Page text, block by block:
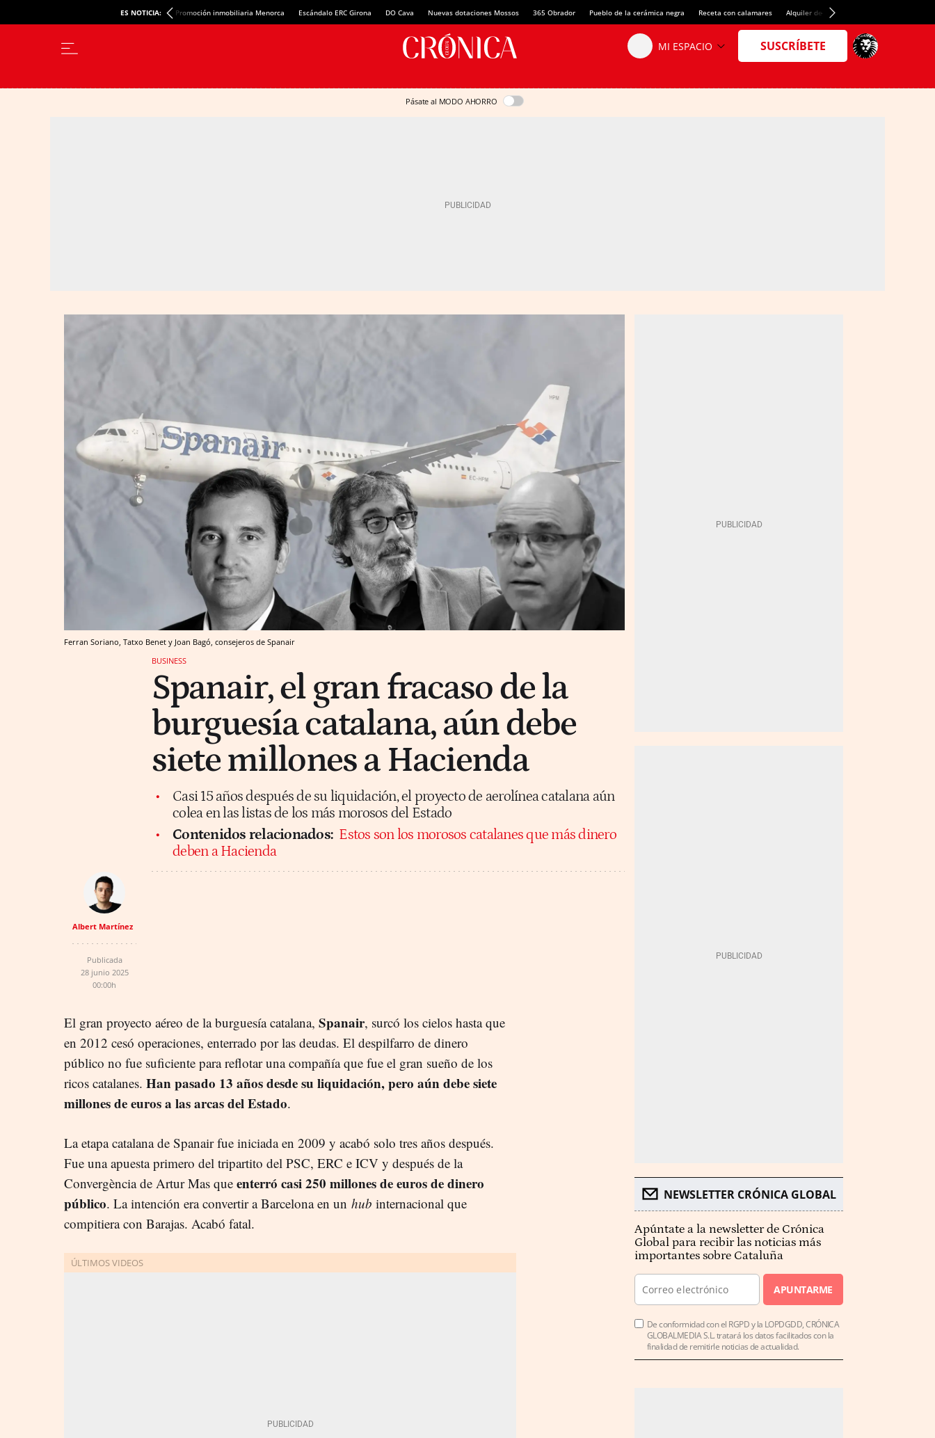
ES NOTICIA: Promoción inmobiliaria Menorca Escándalo ERC Girona DO Cava Nuevas dotaciones Mossos 365 Obrador Pueblo de la cerámica negra Receta con calamares Alquiler de habitaciones en España
Pásate al MODO AHORRO
Ferran Soriano, Tatxo Benet y Joan Bagó, consejeros de Spanair
BUSINESS
Spanair, el gran fracaso de la
burguesía catalana, aún debe
siete millones a Hacienda
Casi 15 años después de su liquidación, el proyecto de aerolínea catalana aún
colea en las listas de los más morosos del Estado
Contenidos relacionados: Estos son los morosos catalanes que más dinero
deben a Hacienda
Albert Martínez
Publicada
28 junio 2025
00:00h
El gran proyecto aéreo de la burguesía catalana, Spanair, surcó los cielos hasta que
en 2012 cesó operaciones, enterrado por las deudas. El despilfarro de dinero
público no fue suficiente para reflotar una compañía que fue el gran sueño de los
ricos catalanes. Han pasado 13 años desde su liquidación, pero aún debe siete
millones de euros a las arcas del Estado.
La etapa catalana de Spanair fue iniciada en 2009 y acabó solo tres años después.
Fue una apuesta primero del tripartito del PSC, ERC e ICV y después de la
Convergència de Artur Mas que enterró casi 250 millones de euros de dinero
público. La intención era convertir a Barcelona en un hub internacional que
compitiera con Barajas. Acabó fatal.
NEWSLETTER CRÓNICA GLOBAL
Apúntate a la newsletter de Crónica
Global para recibir las noticias más
importantes sobre Cataluña
APUNTARME
De conformidad con el RGPD y la LOPDGDD, CRÓNICA
GLOBALMEDIA S.L. tratará los datos facilitados con la
finalidad de remitirle noticias de actualidad.